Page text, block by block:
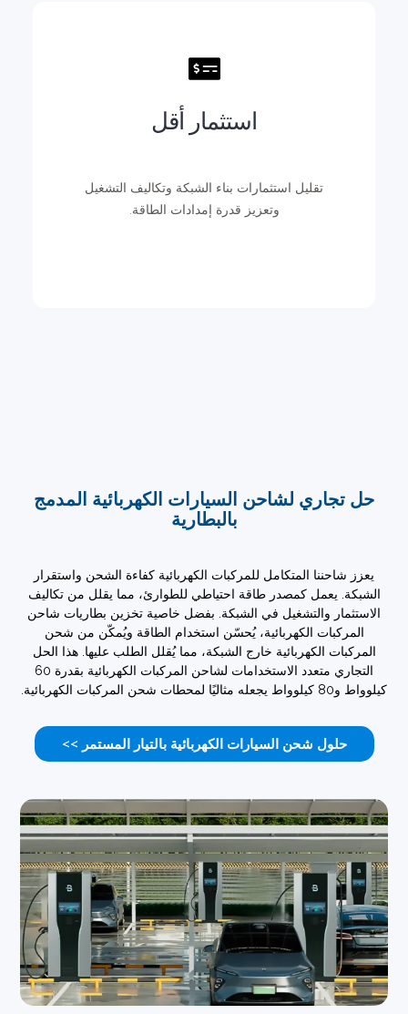
استثمار أقل
تقليل استثمارات بناء الشبكة وتكاليف التشغيل
وتعزيز قدرة إمدادات الطاقة.
تجاري لشاحن السيارات الكهربائية المدمج
بالبطارية
شاحننا المتكامل للمركبات الكهربائية كفاءة الشحن واستقرار
يعمل كمصدر طاقة احتياطي للطوارئ، مما يقلل من تكاليف
والتشغيل في الشبكة. بفضل خاصية تخزين بطاريات شاحن
الكهربائية، يُحسّن استخدام الطاقة ويُمكّن من شحن
الكهربائية خارج الشبكة، مما يُقلل الطلب عليها. هذا الحل
التجاري متعدد الاستخدامات لشاحن المركبات الكهربائية بقدرة 60
شحن المركبات الكهربائية.
حلول شحن السيارات الكهربائية بالتيار المستمر >>